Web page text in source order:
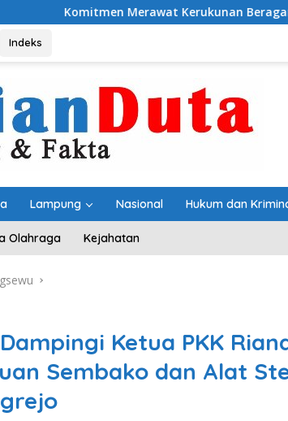
Merawat Kerukunan Beragama, Bupati
Indeks
Lampung Nasional Hukum dan
Olahraga Kejahatan
Ketua PKK
Sembako dan Alat